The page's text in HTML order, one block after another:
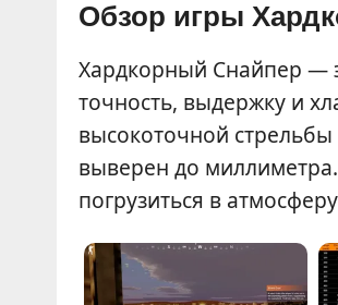
Обзор игры
Хардкорный Снайпер —
точность, выдержку и
высокоточной
выверен до
погрузиться в